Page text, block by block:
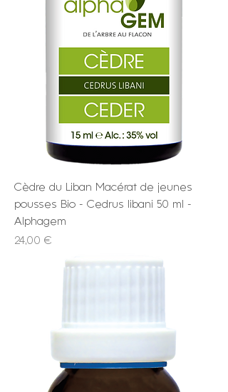
Cèdre du Liban Macérat de jeunes
pousses Bio - Cedrus libani 50 ml -
Alphagem
Prix
24,00 €